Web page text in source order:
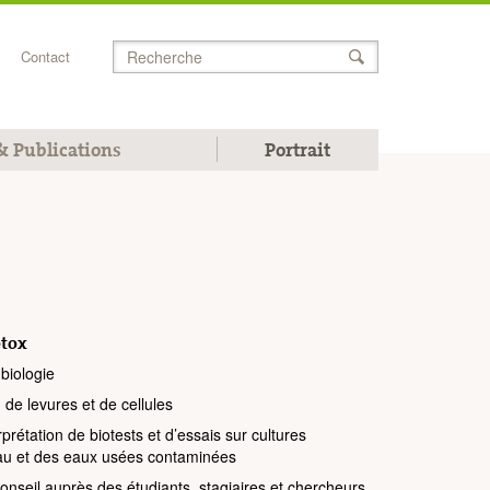
Contact Chercher
Publications Portrait
de levures et de cellules
de biotests et d’essais sur cultures
et des eaux usées contaminées